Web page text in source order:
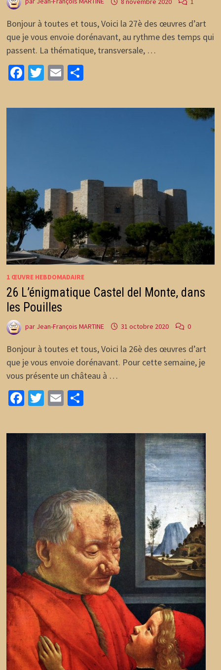
Bonjour à toutes et tous, Voici la 27è des œuvres d’art
que je vous envoie dorénavant, au rythme des temps qui
passent. La thématique, transversale, …
Facebook
Twitter
EmailPartager
1 ŒUVRE HEBDOMADAIRE
26 L’énigmatique Castel del Monte, dans
les Pouilles
par Jean-François MARTINE 31 octobre 2020 0
Bonjour à toutes et tous, Voici la 26è des œuvres d’art
que je vous envoie dorénavant. Pour cette semaine, je
vous présente un château à …
Facebook
Twitter
EmailPartager